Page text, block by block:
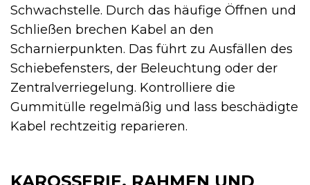
Schwachstelle. Durch das häufige Öffnen und
Schließen brechen Kabel an den
Scharnierpunkten. Das führt zu Ausfällen des
Schiebefensters, der Beleuchtung oder der
Zentralverriegelung. Kontrolliere die
Gummitülle regelmäßig und lass beschädigte
Kabel rechtzeitig reparieren.